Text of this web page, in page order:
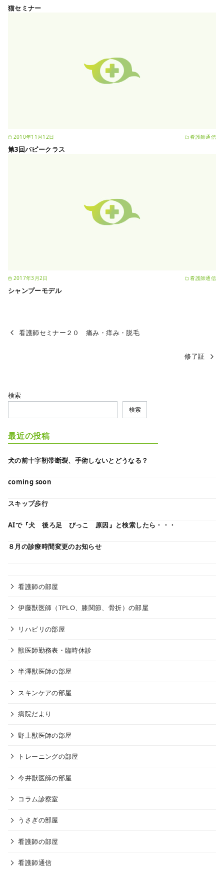
猫セミナー
2010年11月12日 看護師通信
第3回パピークラス
2017年3月2日 看護師通信
シャンプーモデル
看護師セミナー２０ 痛み・痒み・脱毛
修了証
検索
検索
最近の投稿
犬の前十字靭帯断裂、手術しないとどうなる？
coming soon
スキップ歩行
AIで『犬 後ろ足 びっこ 原因』と検索したら・・・
８月の診療時間変更のお知らせ
看護師の部屋
伊藤獣医師（TPLO、膝関節、骨折）の部屋
リハビリの部屋
獣医師勤務表・臨時休診
半澤獣医師の部屋
スキンケアの部屋
病院だより
野上獣医師の部屋
トレーニングの部屋
今井獣医師の部屋
コラム診察室
うさぎの部屋
看護師の部屋
看護師通信